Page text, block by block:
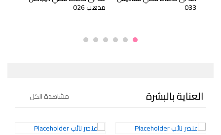
033 مدهب 026
العناية بالبشرة مشاهدة الكل